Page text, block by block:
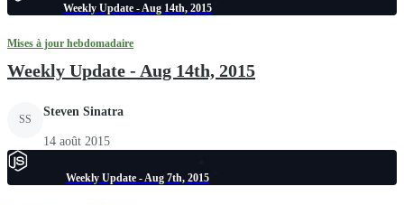
Weekly Update - Aug 14th, 2015
Mises à jour hebdomadaire
Weekly Update - Aug 14th, 2015
SS
Steven Sinatra
14 août 2015
Weekly Update - Aug 7th, 2015